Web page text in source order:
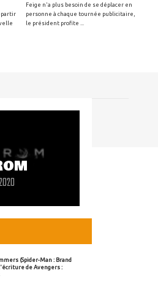
Feige n'a plus besoin de se déplacer en
personne à chaque tournée publicitaire,
le président profite ...
(Spider-Man : Brand
de Avengers :